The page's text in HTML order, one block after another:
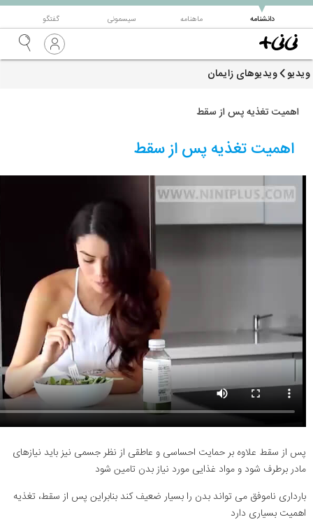
دانشنامه
▼ ماهنامه سیسمونی گفتگو
ویدیو ویدیوهای زایمان
اهمیت تغذیه پس از سقط
اهمیت تغذیه پس از سقط
پس از سقط علاوه بر حمایت احساسی و عاطقی از نظر جسمی نیز باید نیازهای
مادر برطرف شود و مواد غذایی مورد نیاز بدن تامین شود
بارداری ناموفق می تواند بدن را بسیار ضعیف کند بنابراین پس از سقط، تغذیه
اهمیت بسیاری دارد